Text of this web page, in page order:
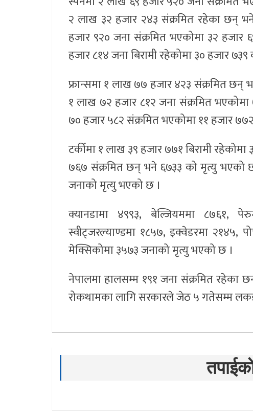
२ लाख ३२ हजार २४३ संक्रमित रहेका छन्
हजार ९२० जना संक्रमित भएकोमा ३२
हजार ८१४ जना बिरामी रहेकोमा ३० हजार
फ्रान्समा १ लाख ७७ हजार ४२३ संक्रमित छन्
१ लाख ७२ हजार ८१२ जना संक्रमित
७० हजार ५८२ संक्रमित भएकोमा ११ हजार
टर्कीमा १ लाख ३९ हजार ७७१ बिरामी
७६७ संक्रमित छन् भने ६७३३ को मृत्यु भएको
जनाको मृत्यु भएको छ ।
क्यानडामा ४९९३, बेल्जियममा ८७६१,
स्वीट्जरल्याण्डमा १८५७, इक्वेडरमा २१४५,
मेक्सिकोमा ३५७३ जनाको मृत्यु भएको छ ।
नेपालमा हालसम्म १९१ जना संक्रमित रहेका
रोकथामका लागि सरकारले जेठ ५ गतेसम्म